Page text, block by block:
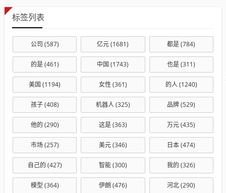
标签列表
公司 (587) 亿元(1681) 都是(784)
的是(461) 中国 (1743) 也是(311)
美国 (1194) 女性 (361) 的人(1240)
孩子(408) 机器人(325) 品牌(529)
他的 (290) 这是(363) 万元(435)
市场(257) 美元(346) 日本(474)
自己的 (427) 智能(300) 我的 (326)
模型 (364) 伊朗 (476) 河北(290)